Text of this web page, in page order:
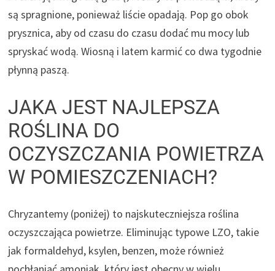
są spragnione, ponieważ liście opadają. Pop go obok
prysznica, aby od czasu do czasu dodać mu mocy lub
spryskać wodą. Wiosną i latem karmić co dwa tygodnie
płynną paszą.
JAKA JEST NAJLEPSZA
ROŚLINA DO
OCZYSZCZANIA POWIETRZA
W POMIESZCZENIACH?
Chryzantemy (poniżej) to najskuteczniejsza roślina
oczyszczająca powietrze. Eliminując typowe LZO, takie
jak formaldehyd, ksylen, benzen, może również